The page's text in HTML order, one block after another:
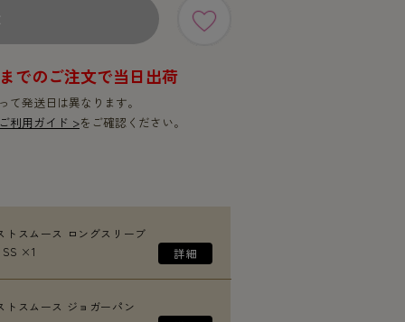
でのご注文で当日出荷
て発送日は異なります。
ご利用ガイド >をご確認ください。
トスムース ロングスリーブ
SS ×1
トスムース ジョガーパン